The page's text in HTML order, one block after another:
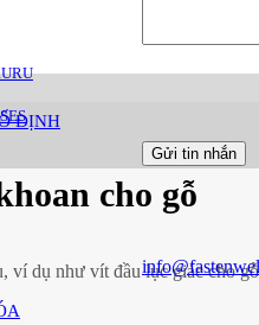
RU
ESĐỊNH
cho gỗ
ví dụ như vít đầu lục giác cho